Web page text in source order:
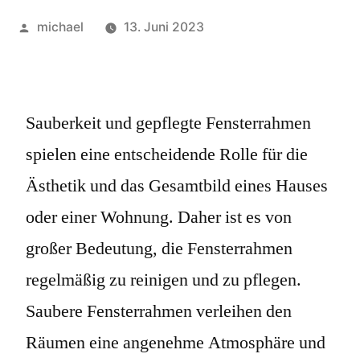
michael 13. Juni 2023
Sauberkeit und gepflegte Fensterrahmen
spielen eine entscheidende Rolle für die
Ästhetik und das Gesamtbild eines Hauses
oder einer Wohnung. Daher ist es von
großer Bedeutung, die Fensterrahmen
regelmäßig zu reinigen und zu pflegen.
Saubere Fensterrahmen verleihen den
Räumen eine angenehme Atmosphäre und